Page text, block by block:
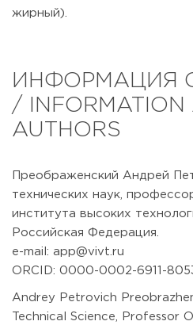
жирный).
ИНФОРМАЦИЯ
/ INFORMATION
AUTHORS
Преображенский Андрей
технических наук,
института высоких
Российская Федерация.
e-mail: app@vivt.ru
ORCID: 0000-0002-6911-
Andrey Petrovich
Technical Science, Professor